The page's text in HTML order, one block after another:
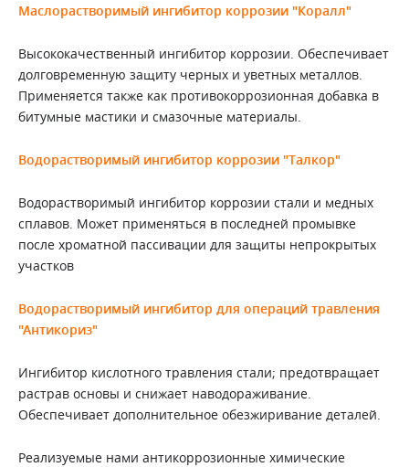
Маслорастворимый ингибитор коррозии "Коралл"
Высококачественный ингибитор коррозии. Обеспечивает
долговременную защиту черных и уветных металлов.
Применяется также как противокоррозионная добавка в
битумные мастики и смазочные материалы.
Водорастворимый ингибитор коррозии "Талкор"
Водорастворимый ингибитор коррозии стали и медных
сплавов. Может применяться в последней промывке
после хроматной пассивации для защиты непрокрытых
участков
Водорастворимый ингибитор для операций травления
"Антикориз"
Ингибитор кислотного травления стали; предотвращает
растрав основы и снижает наводораживание.
Обеспечивает дополнительное обезжиривание деталей.
Реализуемые нами антикоррозионные химические